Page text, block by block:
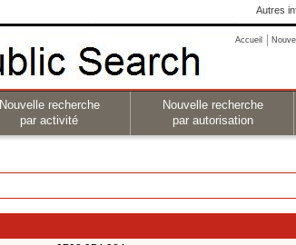
Autres
Accueil
Nouvelle recherche
par activité
Nouvelle recherche
par autorisation